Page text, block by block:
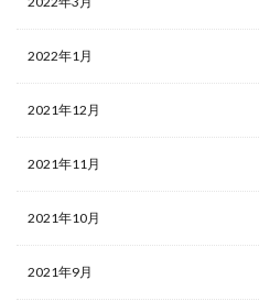
2022年1月
2021年12月
2021年11月
2021年10月
2021年9月